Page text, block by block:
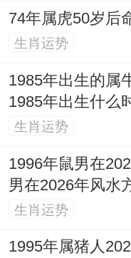
展，以智谋、技
现获得名声，但
2004年甲申猴：
火七杀之生，由
年学业压力陡增
导，亦需防范早
2016年丙申猴：
朋友个性表现更
74年属虎50岁后
生肖运势
1985年出生的属
1985年出生什么
生肖运势
1996年鼠男在
男在2026年风水
生肖运势
1995年属猪人